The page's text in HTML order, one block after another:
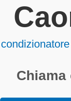
Chiama